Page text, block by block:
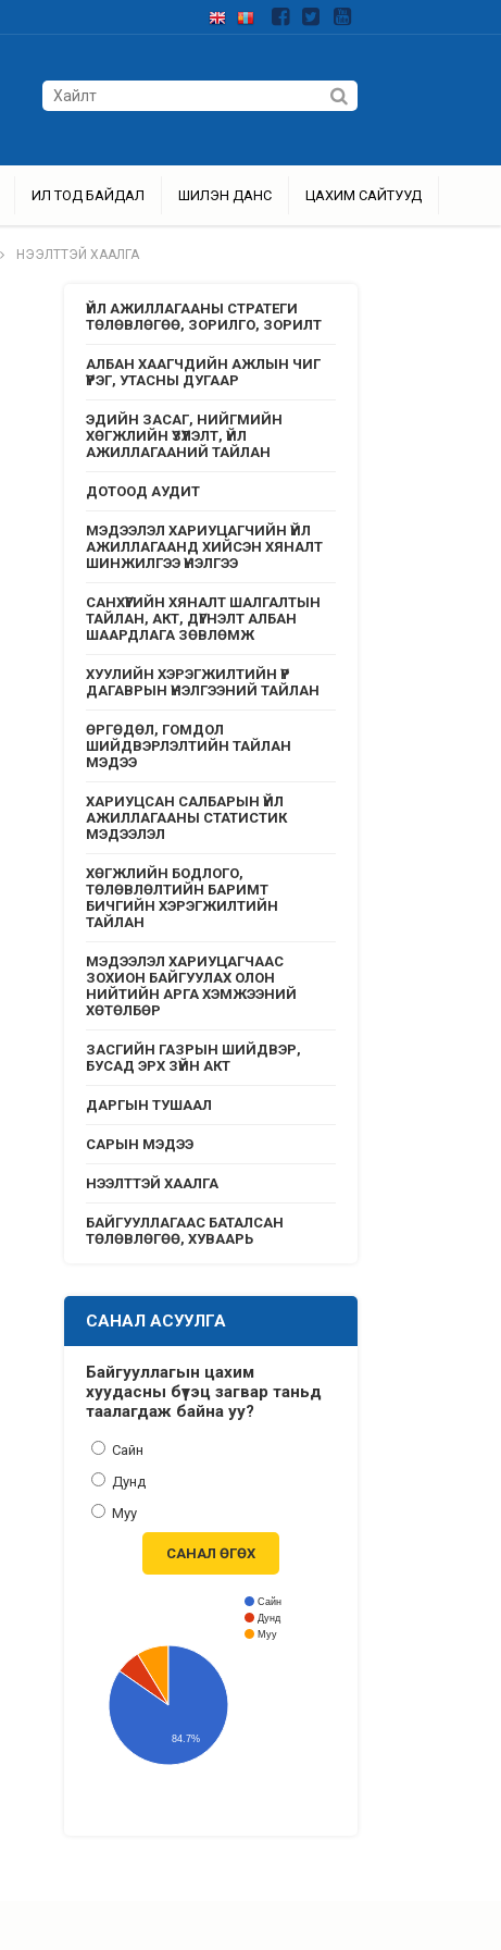
ИЛ ТОД БАЙДАЛ ШИЛЭН ДАНС ЦАХИМ САЙТУУД
НЭЭЛТТЭЙ ХААЛГА
ҮЙЛ АЖИЛЛАГААНЫ СТРАТЕГИ
ТӨЛӨВЛӨГӨӨ, ЗОРИЛГО, ЗОРИЛТ
АЛБАН ХААГЧДИЙН АЖЛЫН ЧИГ
ҮҮРЭГ, УТАСНЫ ДУГААР
ЭДИЙН ЗАСАГ, НИЙГМИЙН
ХӨГЖЛИЙН ҮЗҮҮЛЭЛТ, ҮЙЛ
АЖИЛЛАГААНИЙ ТАЙЛАН
ДОТООД АУДИТ
МЭДЭЭЛЭЛ ХАРИУЦАГЧИЙН ҮЙЛ
АЖИЛЛАГААНД ХИЙСЭН ХЯНАЛТ
ШИНЖИЛГЭЭ ҮНЭЛГЭЭ
САНХҮҮГИЙН ХЯНАЛТ ШАЛГАЛТЫН
ТАЙЛАН, АКТ, ДҮГНЭЛТ АЛБАН
ШААРДЛАГА ЗӨВЛӨМЖ
ХУУЛИЙН ХЭРЭГЖИЛТИЙН ҮР
ДАГАВРЫН ҮНЭЛГЭЭНИЙ ТАЙЛАН
ӨРГӨДӨЛ, ГОМДОЛ
ШИЙДВЭРЛЭЛТИЙН ТАЙЛАН
МЭДЭЭ
ХАРИУЦСАН САЛБАРЫН ҮЙЛ
АЖИЛЛАГААНЫ СТАТИСТИК
МЭДЭЭЛЭЛ
ХӨГЖЛИЙН БОДЛОГО,
ТӨЛӨВЛӨЛТИЙН БАРИМТ
БИЧГИЙН ХЭРЭГЖИЛТИЙН
ТАЙЛАН
МЭДЭЭЛЭЛ ХАРИУЦАГЧААС
ЗОХИОН БАЙГУУЛАХ ОЛОН
НИЙТИЙН АРГА ХЭМЖЭЭНИЙ
ХӨТӨЛБӨР
ЗАСГИЙН ГАЗРЫН ШИЙДВЭР,
БУСАД ЭРХ ЗҮЙН АКТ
ДАРГЫН ТУШААЛ
САРЫН МЭДЭЭ
НЭЭЛТТЭЙ ХААЛГА
БАЙГУУЛЛАГААС БАТАЛСАН
ТӨЛӨВЛӨГӨӨ, ХУВААРЬ
САНАЛ АСУУЛГА
Байгууллагын цахим
хуудасны бүтэц загвар таньд
таалагдаж байна уу?
Сайн
Дунд
Муу
САНАЛ ӨГӨХ
Сайн
Дунд
Муу
84.7%